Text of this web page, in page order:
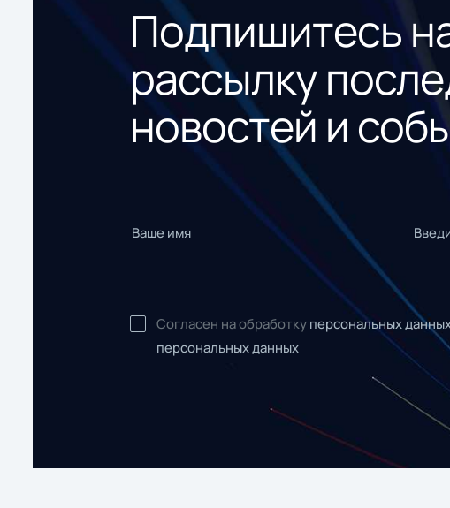
Подпишитесь
рассылку
новостей и
Согласен на обработку персональных
персональных данных